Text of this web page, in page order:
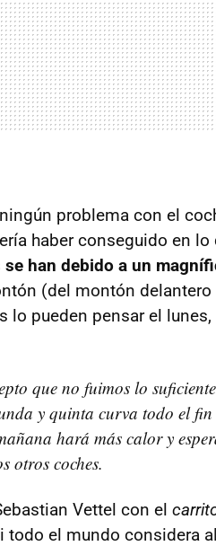
problema con el
haber conseguido en lo
han debido a un
(del montón delantero
lo pueden pensar el
que no fuimos lo
y quinta curva todo el fin
hará más calor y
otros coches.
Vettel con el
todo el mundo considera